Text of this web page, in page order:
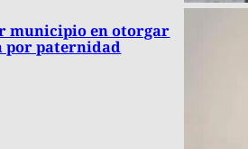
municipio en otorgar
por paternidad